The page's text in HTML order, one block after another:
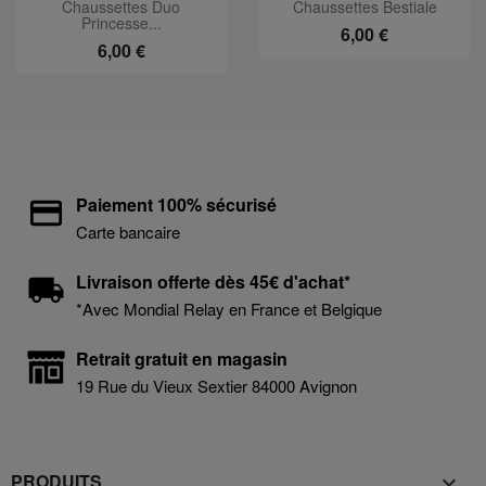
Chaussettes Duo
Princesse...
6,00 €
Chaussettes Bestiale
6,00 €
Paiement 100% sécurisé
Carte bancaire
Livraison offerte dès 45€ d'achat*
*Avec Mondial Relay en France et Belgique
Retrait gratuit en magasin
19 Rue du Vieux Sextier 84000 Avignon
PRODUITS